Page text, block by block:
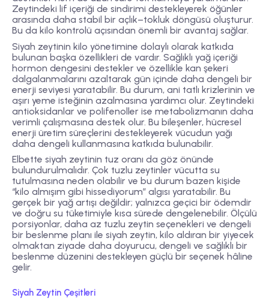
Zeytindeki lif içeriği de sindirimi destekleyerek öğünler
arasında daha stabil bir açlık–tokluk döngüsü oluşturur.
Bu da kilo kontrolü açısından önemli bir avantaj sağlar.
Siyah zeytinin kilo yönetimine dolaylı olarak katkıda
bulunan başka özellikleri de vardır. Sağlıklı yağ içeriği
hormon dengesini destekler ve özellikle kan şekeri
dalgalanmalarını azaltarak gün içinde daha dengeli bir
enerji seviyesi yaratabilir. Bu durum, ani tatlı krizlerinin ve
aşırı yeme isteğinin azalmasına yardımcı olur. Zeytindeki
antioksidanlar ve polifenoller ise metabolizmanın daha
verimli çalışmasına destek olur. Bu bileşenler, hücresel
enerji üretim süreçlerini destekleyerek vücudun yağı
daha dengeli kullanmasına katkıda bulunabilir.
Elbette siyah zeytinin tuz oranı da göz önünde
bulundurulmalıdır. Çok tuzlu zeytinler vücutta su
tutulmasına neden olabilir ve bu durum bazen kişide
“kilo almışım gibi hissediyorum” algısı yaratabilir. Bu
gerçek bir yağ artışı değildir; yalnızca geçici bir ödemdir
ve doğru su tüketimiyle kısa sürede dengelenebilir. Ölçülü
porsiyonlar, daha az tuzlu zeytin seçenekleri ve dengeli
bir beslenme planı ile siyah zeytin, kilo aldıran bir yiyecek
olmaktan ziyade daha doyurucu, dengeli ve sağlıklı bir
beslenme düzenini destekleyen güçlü bir seçenek hâline
gelir.
Siyah Zeytin Çeşitleri